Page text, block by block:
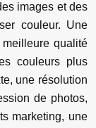
images et des
couleur. Une
qualité
couleurs plus
une résolution
de photos,
marketing, une